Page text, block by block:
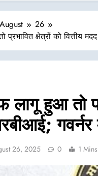
August
26
क्षेत्रों को वित्तीय
हुआ तो
गवर्नर
26, 2025 0 1 Mins